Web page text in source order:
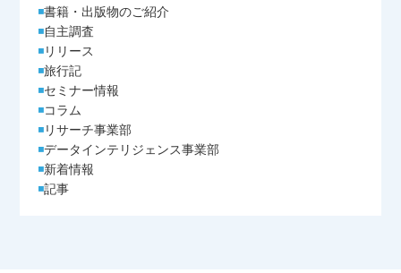
書籍・出版物のご紹介
自主調査
リリース
旅行記
セミナー情報
コラム
リサーチ事業部
データインテリジェンス事業部
新着情報
記事